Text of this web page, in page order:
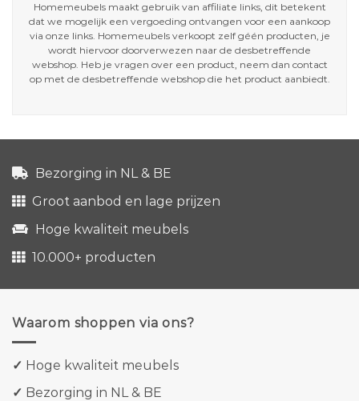
Homemeubels maakt gebruik van affiliate links, dit betekent
dat we mogelijk een vergoeding ontvangen voor een aankoop
via onze links. Homemeubels verkoopt zelf géén producten, je
wordt hiervoor doorverwezen naar de desbetreffende
webshop. Heb je vragen over een product, neem dan contact
op met de desbetreffende webshop die het product aanbiedt.
Bezorging in NL & BE
Groot aanbod en lage prijzen
Hoge kwaliteit meubels
10.000+ producten
Waarom shoppen via ons?
✓ Hoge kwaliteit meubels
✓ Bezorging in NL & BE